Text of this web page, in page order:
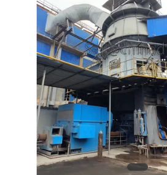
SITEMAP